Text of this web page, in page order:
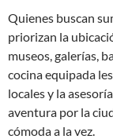
Quienes buscan
priorizan la
museos, galerías,
cocina equipada
locales y la
aventura por la
cómoda a la vez.